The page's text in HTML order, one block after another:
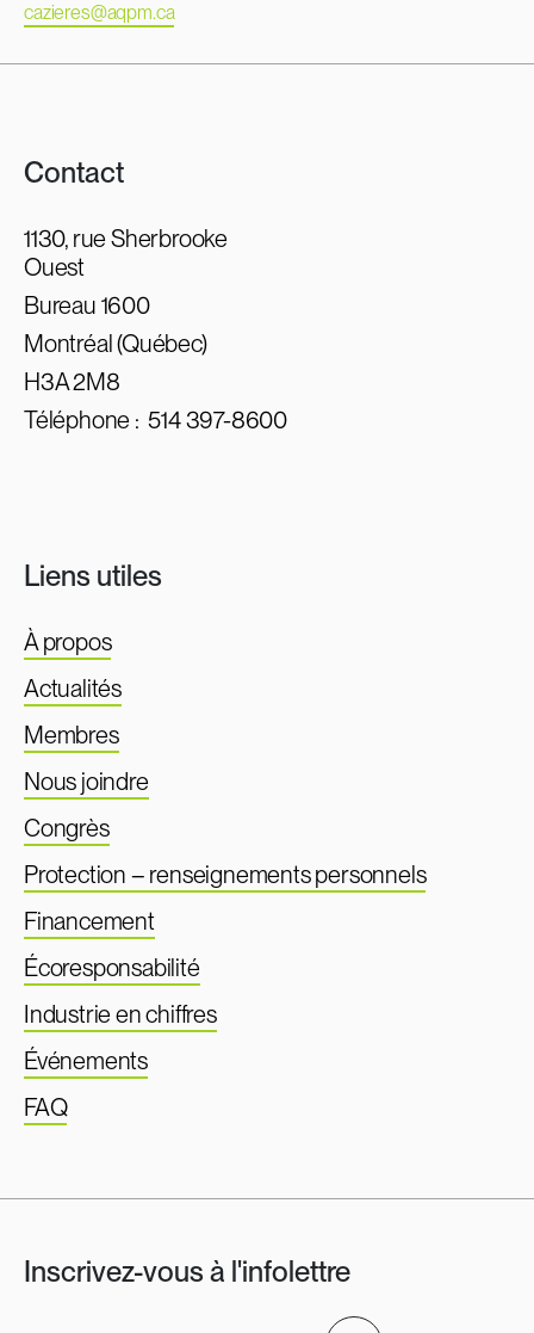
cazieres@aqpm.ca
Contact
1130, rue Sherbrooke
Ouest
Bureau 1600
Montréal (Québec)
H3A 2M8
Téléphone :514 397-8600
Liens utiles
À propos
Actualités
Membres
Nous joindre
Congrès
Protection – renseignements personnels
Financement
Écoresponsabilité
Industrie en chiffres
Événements
FAQ
Inscrivez-vous à l'infolettre